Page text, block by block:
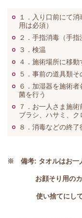
１．入り口前にて
用は必須）
２．手指消毒（手指
３．検温
４．施術場所に移
５．事前の道具類
６．加湿器を施術
菌を行う
７．お一人さま施
ブラシ、ハサミ、ク
８．消毒などの終
※ 備考: タオルはお一
お顔そり用のカミ
使い捨てにしてお